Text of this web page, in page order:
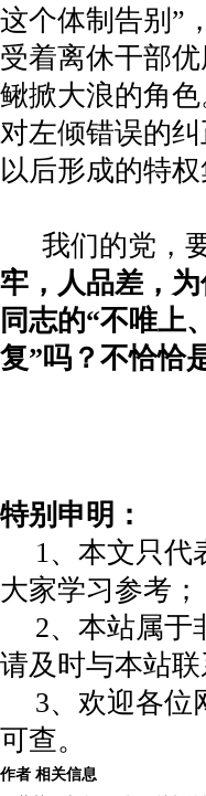
这个体制告别”
受着离休干部
鳅掀大浪的角
对左倾错误的
以后形成的特
我们的党，
牢，人品差，
同志的“不唯上
复”吗？不恰恰
特别申明：
1、本文只代
大家学习参考；
2、本站属于
请及时与本站
3、欢迎各位
可查。
作者 相关信息